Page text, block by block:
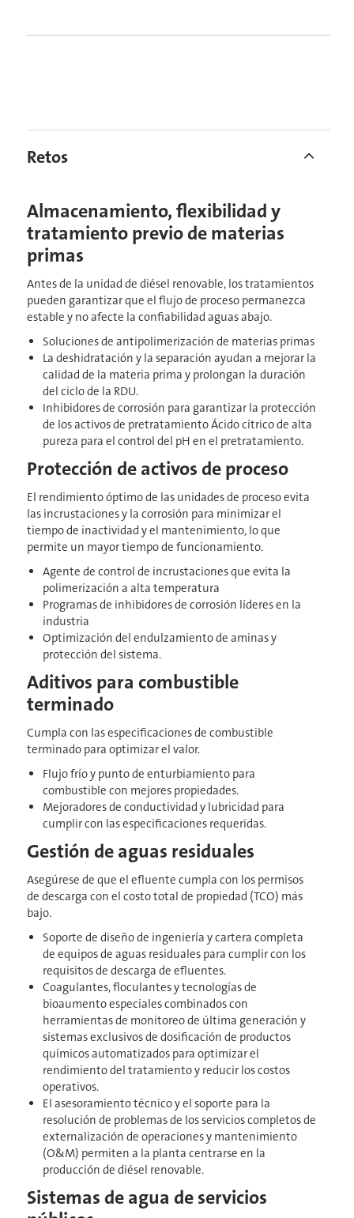
Retos
Almacenamiento, flexibilidad y
tratamiento previo de materias
primas
Antes de la unidad de diésel renovable, los tratamientos
pueden garantizar que el flujo de proceso permanezca
estable y no afecte la confiabilidad aguas abajo.
Soluciones de antipolimerización de materias primas
La deshidratación y la separación ayudan a mejorar la
calidad de la materia prima y prolongan la duración
del ciclo de la RDU.
Inhibidores de corrosión para garantizar la protección
de los activos de pretratamiento Ácido cítrico de alta
pureza para el control del pH en el pretratamiento.
Protección de activos de proceso
El rendimiento óptimo de las unidades de proceso evita
las incrustaciones y la corrosión para minimizar el
tiempo de inactividad y el mantenimiento, lo que
permite un mayor tiempo de funcionamiento.
Agente de control de incrustaciones que evita la
polimerización a alta temperatura
Programas de inhibidores de corrosión líderes en la
industria
Optimización del endulzamiento de aminas y
protección del sistema.
Aditivos para combustible
terminado
Cumpla con las especificaciones de combustible
terminado para optimizar el valor.
Flujo frío y punto de enturbiamiento para
combustible con mejores propiedades.
Mejoradores de conductividad y lubricidad para
cumplir con las especificaciones requeridas.
Gestión de aguas residuales
Asegúrese de que el efluente cumpla con los permisos
de descarga con el costo total de propiedad (TCO) más
bajo.
Soporte de diseño de ingeniería y cartera completa
de equipos de aguas residuales para cumplir con los
requisitos de descarga de efluentes.
Coagulantes, floculantes y tecnologías de
bioaumento especiales combinados con
herramientas de monitoreo de última generación y
sistemas exclusivos de dosificación de productos
químicos automatizados para optimizar el
rendimiento del tratamiento y reducir los costos
operativos.
El asesoramiento técnico y el soporte para la
resolución de problemas de los servicios completos de
externalización de operaciones y mantenimiento
(O&M) permiten a la planta centrarse en la
producción de diésel renovable.
Sistemas de agua de servicios